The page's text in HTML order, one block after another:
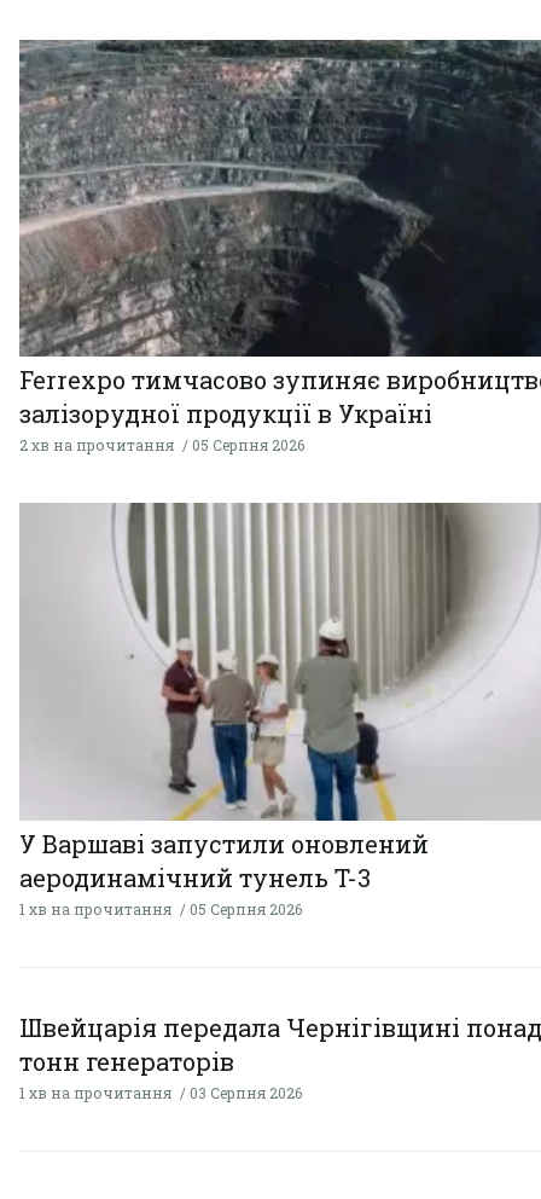
Ferrexpo тимчасово зупиняє
залізорудної продукції в Україні
2 хв на прочитання 05 Серпня 2026
У Варшаві запустили оновлений
аеродинамічний тунель T-3
1 хв на прочитання 05 Серпня 2026
Швейцарія передала Чернігівщині
тонн генераторів
1 хв на прочитання 03 Серпня 2026